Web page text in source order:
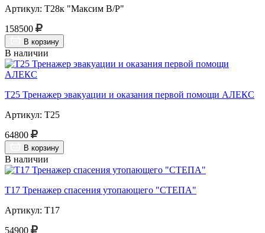
Артикул: Т28к "Максим В/Р"
158500
В корзину
В наличии
Т25 Тренажер эвакуации и оказания первой помощи АЛЕКС
Артикул: Т25
64800
В корзину
В наличии
Т17 Тренажер спасения утопающего "СТЕПА"
Артикул: Т17
54900